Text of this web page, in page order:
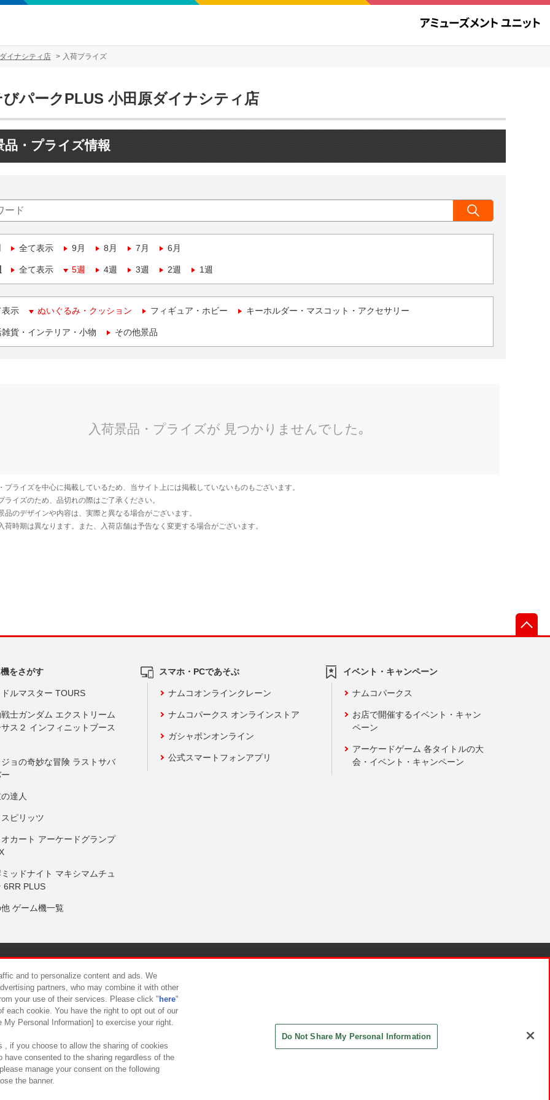
イナシティ店 入荷プライズ
パークPLUS 小田原ダイナシティ店
品・プライズ情報
全て表示 9月 8月 7月 6月
全て表示 5週 4週 3週 2週 1週
表示 ぬいぐるみ・クッション フィギュア・ホビー キーホルダー・マスコット・アクセサリー
貨・インテリア・小物 その他景品
をさがす
ルマスター TOURS
士ガンダム エクストリーム
ス２ インフィニットブース
ョの奇妙な冒険 ラストサバ
達人
ピリッツ
カート アーケードグランプ
ッドナイト マキシマムチュ
6RR PLUS
ゲーム機一覧
スマホ・PCであそぶ
ナムコオンラインクレーン
ナムコパークス オンラインストア
ガシャポンオンライン
公式スマートフォンアプリ
イベント・キャンペーン
ナムコパークス
お店で開催するイベント・キャン
ペーン
アーケードゲーム 各タイトルの大
会・イベント・キャンペーン
について カスタマーハラスメント対応方針
and to personalize content and ads. We
partners, who may combine it with other
your use of their services. Please click " here"
each cookie. You have the right to opt out of our
Personal Information] to exercise your right.
, if you choose to allow the sharing of cookies
have consented to the sharing regardless of the
manage your consent on the following
the banner.
Do Not Share My Personal Information